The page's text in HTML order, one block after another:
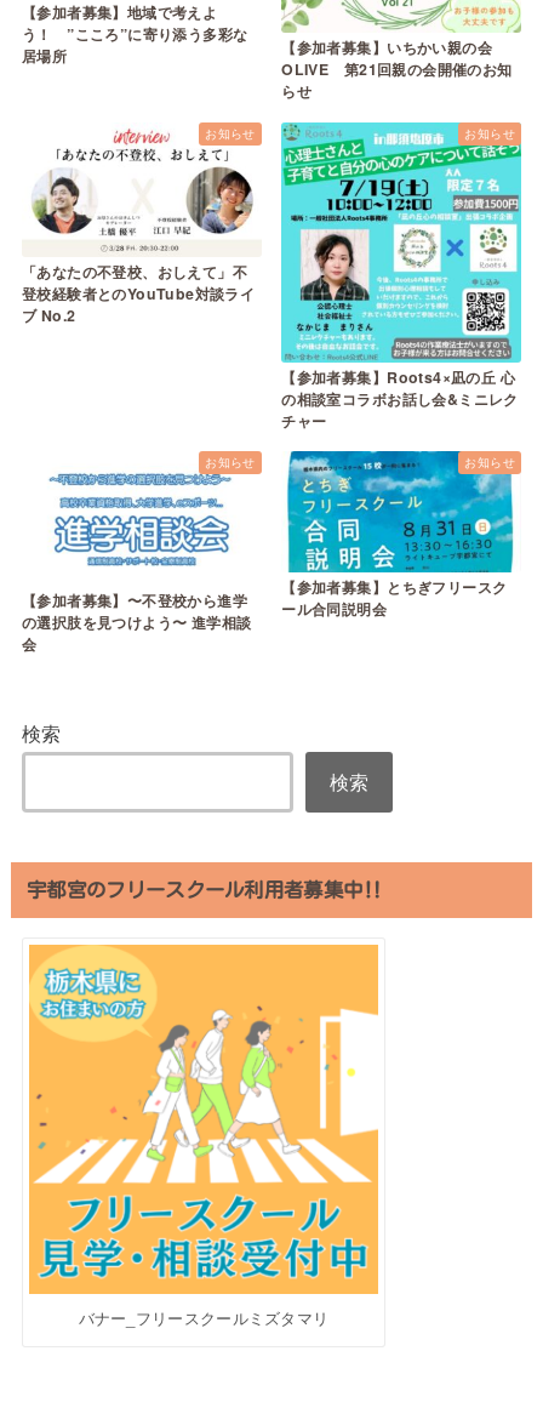
【参加者募集】地域で考えよ
う！ ”こころ”に寄り添う多彩な
居場所
【参加者募集】いちかい親の会
OLIVE 第21回親の会開催のお知
らせ
お知らせ
「あなたの不登校、おしえて」不
登校経験者とのYouTube対談ライ
ブ No.2
お知らせ
【参加者募集】Roots4×凪の丘 心
の相談室コラボお話し会&ミニレク
チャー
お知らせ
【参加者募集】〜不登校から進学
の選択肢を見つけよう〜 進学相談
会
お知らせ
【参加者募集】とちぎフリースク
ール合同説明会
検索
検索
宇都宮のフリースクール利用者募集中‼︎
バナー_フリースクールミズタマリ